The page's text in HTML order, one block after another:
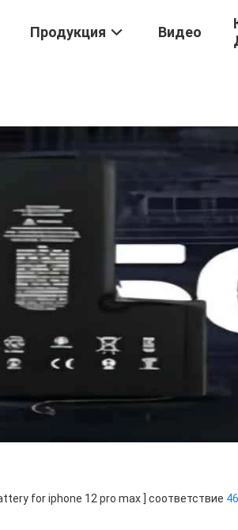
Продукция Видео
for iphone 12 pro max ] соответствие 46